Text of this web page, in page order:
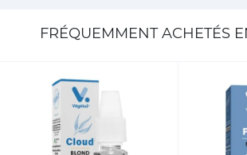
FRÉQUEMMENT ACHETÉS